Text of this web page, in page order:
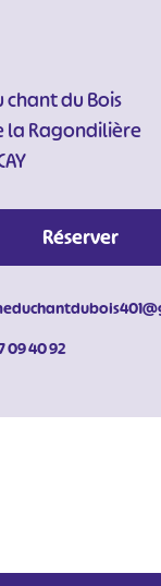
chant du Bois
la Ragondilière
Réserver
09 40 92